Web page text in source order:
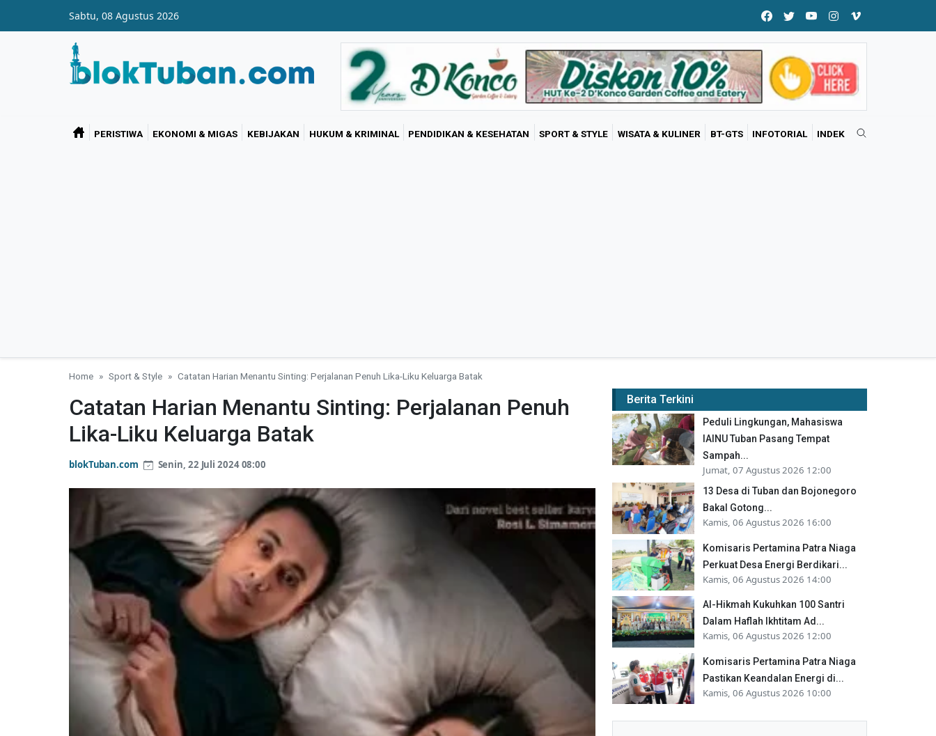
Sabtu, 08 Agustus 2026
PERISTIWA EKONOMI & MIGAS KEBIJAKAN HUKUM & KRIMINAL PENDIDIKAN & KESEHATAN SPORT & STYLE WISATA & KULINER BT-GTS INFOTORIAL INDEK
Home Sport & Style Catatan Harian Menantu Sinting: Perjalanan Penuh Lika-Liku Keluarga Batak
Catatan Harian Menantu Sinting: Perjalanan Penuh
Lika-Liku Keluarga Batak
blokTuban.com Senin, 22 Juli 2024 08:00
Berita Terkini
Peduli Lingkungan, Mahasiswa
IAINU Tuban Pasang Tempat
Sampah...
Jumat, 07 Agustus 2026 12:00
13 Desa di Tuban dan Bojonegoro
Bakal Gotong...
Kamis, 06 Agustus 2026 16:00
Komisaris Pertamina Patra Niaga
Perkuat Desa Energi Berdikari...
Kamis, 06 Agustus 2026 14:00
Al-Hikmah Kukuhkan 100 Santri
Dalam Haflah Ikhtitam Ad...
Kamis, 06 Agustus 2026 12:00
Komisaris Pertamina Patra Niaga
Pastikan Keandalan Energi di...
Kamis, 06 Agustus 2026 10:00